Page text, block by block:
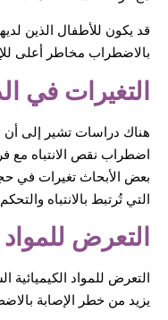
قد يكون للأطفال الذين
بالاضطراب مخاطر أعلى
التغيرات في
هناك دراسات تشير إلى أن
اضطراب نقص الانتباه مع
بعض الأبحاث تغيرات في
التي تُرتبط بالانتباه
التعرض للمواد
التعرض للمواد
يزيد من خطر الإصابة